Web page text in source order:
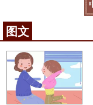
图文